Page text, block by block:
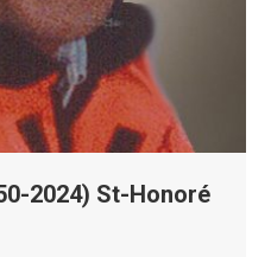
2024) St-Honoré